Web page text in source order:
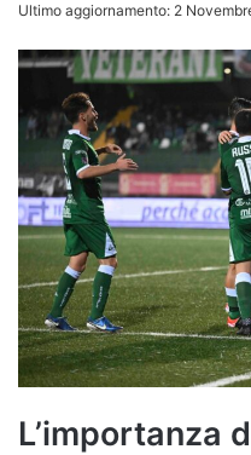
Ultimo aggiornamento: 2
L’importanza